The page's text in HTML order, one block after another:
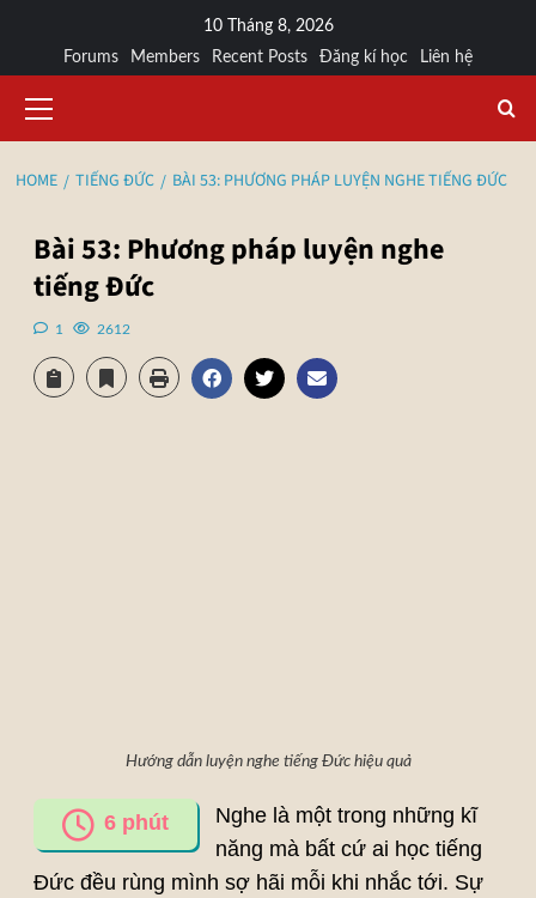
10 Tháng 8, 2026
Forums
Members Recent Posts Đăng kí học Liên hệ
HOME TIẾNG ĐỨC BÀI 53: PHƯƠNG PHÁP LUYỆN NGHE TIẾNG ĐỨC
Bài 53: Phương pháp luyện nghe
tiếng Đức
1 2612
Hướng dẫn luyện nghe tiếng Đức hiệu quả
6 phút
Nghe là một trong những kĩ
năng mà bất cứ ai học tiếng
Đức đều rùng mình sợ hãi mỗi khi nhắc tới. Sự